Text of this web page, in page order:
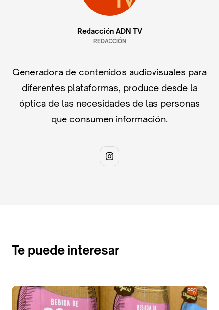
Redacción ADN TV
REDACCIÓN
Generadora de contenidos audiovisuales para
diferentes plataformas, produce desde la
óptica de las necesidades de las personas
que consumen información.
Te puede interesar